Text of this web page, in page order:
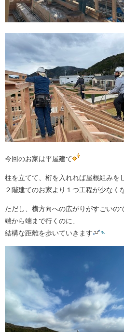
今回のお家は平屋建て
柱を立てて、桁を入れれば屋根組みを
２階建てのお家より１つ工程が少なく
ただし、横方向への広がりがすごいの
端から端まで行くのに、
結構な距離を歩いていきます